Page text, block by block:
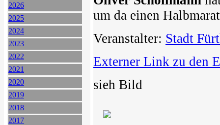
2026
2025
2024
2023
2022
2021
2020
2019
2018
2017
um da einen
Veranstalter: Stadt
Externer Link zu den
sieh Bild